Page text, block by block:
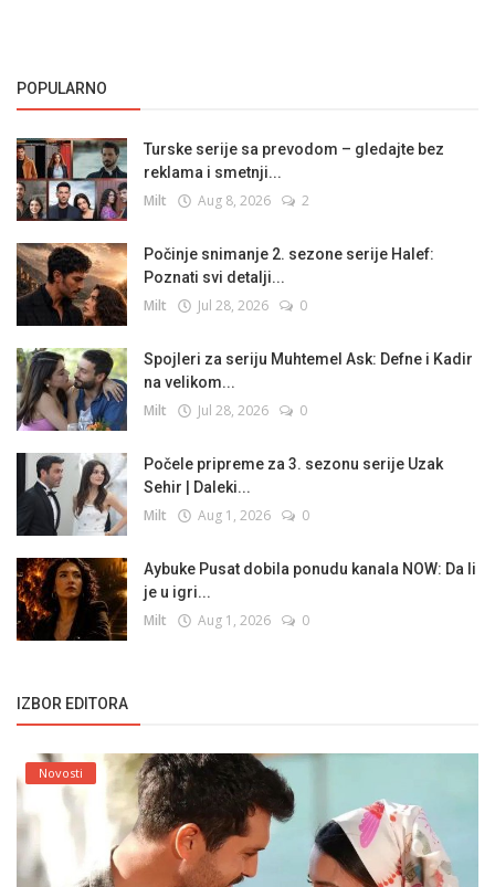
POPULARNO
Turske serije sa prevodom – gledajte bez
reklama i smetnji...
Milt Aug 8, 2026 2
Počinje snimanje 2. sezone serije Halef:
Poznati svi detalji...
Milt Jul 28, 2026 0
Spojleri za seriju Muhtemel Ask: Defne i Kadir
na velikom...
Milt Jul 28, 2026 0
Počele pripreme za 3. sezonu serije Uzak
Sehir | Daleki...
Milt Aug 1, 2026 0
Aybuke Pusat dobila ponudu kanala NOW: Da li
je u igri...
Milt Aug 1, 2026 0
IZBOR EDITORA
Novosti